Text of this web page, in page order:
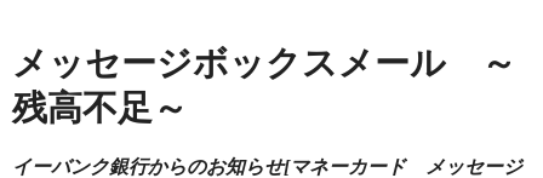
メッセージボックスメール ～
残高不足～
イーバンク銀行からのお知らせ[マネーカード メッセージ